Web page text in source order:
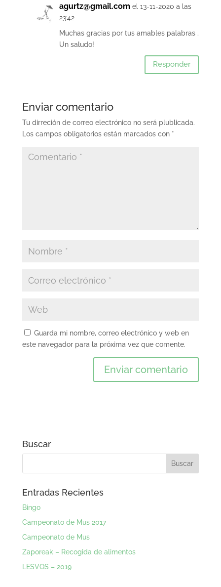
agurtz@gmail.com el 13-11-2020 a las
23:42
Muchas gracias por tus amables palabras .
Un saludo!
Responder
Enviar comentario
Tu dirreción de correo electrónico no será plublicada.
Los campos obligatorios están marcados con *
Guarda mi nombre, correo electrónico y web en
este navegador para la próxima vez que comente.
Buscar
Entradas Recientes
Bingo
Campeonato de Mus 2017
Campeonato de Mus
Zaporeak – Recogida de alimentos
LESVOS – 2019